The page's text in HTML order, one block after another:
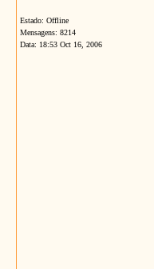
Estado: Offline
Mensagens: 8214
Data: 18:53 Oct 16, 2006